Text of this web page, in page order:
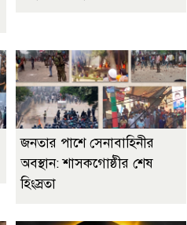
জনতার পাশে সেনাবাহিনীর
অবস্থান: শাসকগোষ্ঠীর শেষ
হিংস্রতা